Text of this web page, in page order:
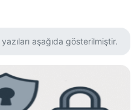
yazıları aşağıda gösterilmiştir.